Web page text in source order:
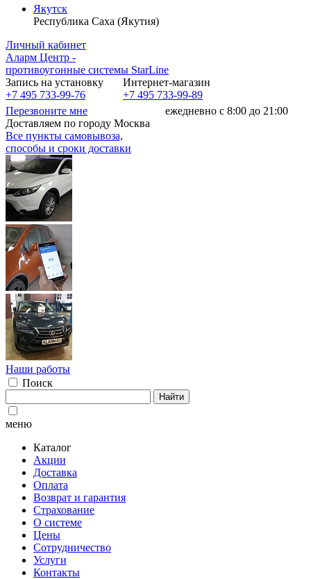
Якутск
Республика Саха (Якутия)
Личный кабинет
Аларм Центр -
противоугонные системы StarLine
Запись на установку
+7 495 733-99-76
Интернет-магазин
+7 495 733-99-89
Перезвоните мне
ежедневно с 8:00 до 21:00
Доставляем по городу Москва
Все пункты самовывоза,
способы и сроки доставки
Наши работы
Поиск
Найти
меню
Каталог
Акции
Доставка
Оплата
Возврат и гарантия
Страхование
О системе
Цены
Сотрудничество
Услуги
Контакты